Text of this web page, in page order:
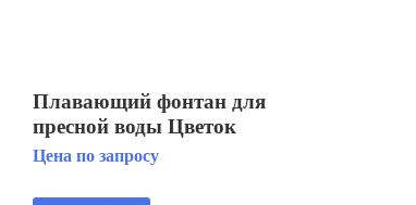
Плавающий фонтан для
пресной воды Цветок
Цена по запросу